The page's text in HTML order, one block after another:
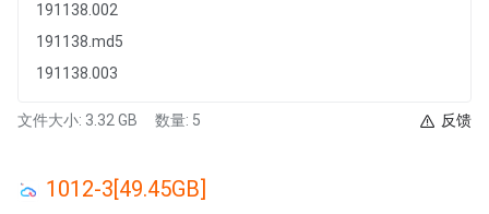
191138.002
191138.md5
191138.003
文件大小: 3.32 GB 数量: 5 反馈
1012-3[49.45GB]